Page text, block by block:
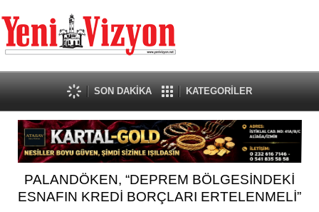
SON DAKİKA KATEGORİLER
PALANDÖKEN, “DEPREM BÖLGESİNDEKİ
ESNAFIN KREDİ BORÇLARI ERTELENMELİ”